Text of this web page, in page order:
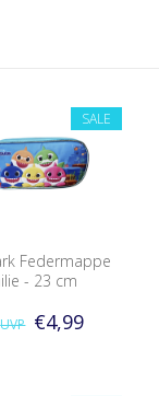
SALE
Federmappe
- 23 cm
UVP €4,99